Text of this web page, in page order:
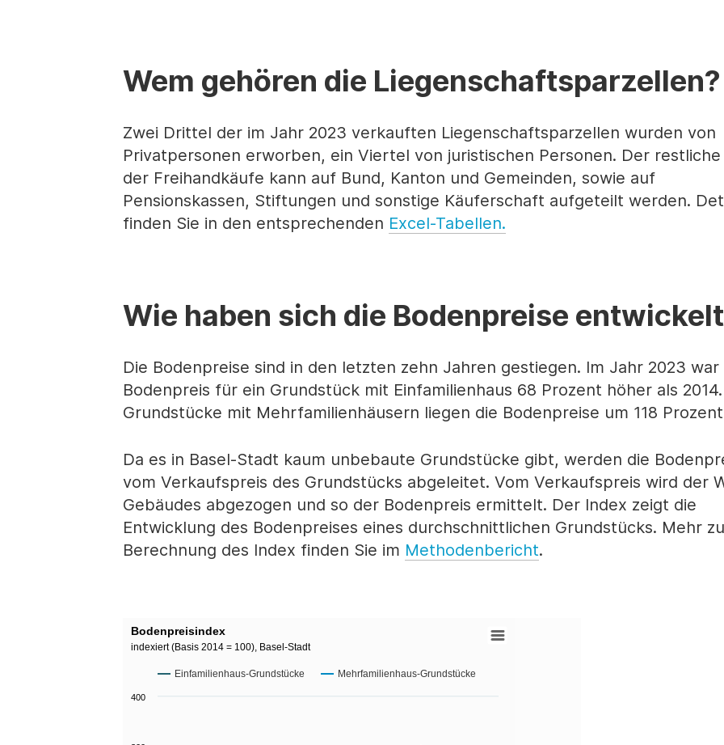
Wem gehören die Liegenschaftsparzellen?
Zwei Drittel der im Jahr 2023 verkauften Liegenschaftsparzellen wurden von
Privatpersonen erworben, ein Viertel von juristischen Personen. Der
der Freihandkäufe kann auf Bund, Kanton und Gemeinden, sowie auf
Pensionskassen, Stiftungen und sonstige Käuferschaft aufgeteilt werden.
finden Sie in den entsprechenden Excel-Tabellen.
Wie haben sich die Bodenpreise
Die Bodenpreise sind in den letzten zehn Jahren gestiegen. Im Jahr 2023 war
Bodenpreis für ein Grundstück mit Einfamilienhaus 68 Prozent höher als
Grundstücke mit Mehrfamilienhäusern liegen die Bodenpreise um 118
Da es in Basel-Stadt kaum unbebaute Grundstücke gibt, werden die
vom Verkaufspreis des Grundstücks abgeleitet. Vom Verkaufspreis wird der
Gebäudes abgezogen und so der Bodenpreis ermittelt. Der Index zeigt die
Entwicklung des Bodenpreises eines durchschnittlichen Grundstücks. Mehr
Berechnung des Index finden Sie im Methodenbericht.